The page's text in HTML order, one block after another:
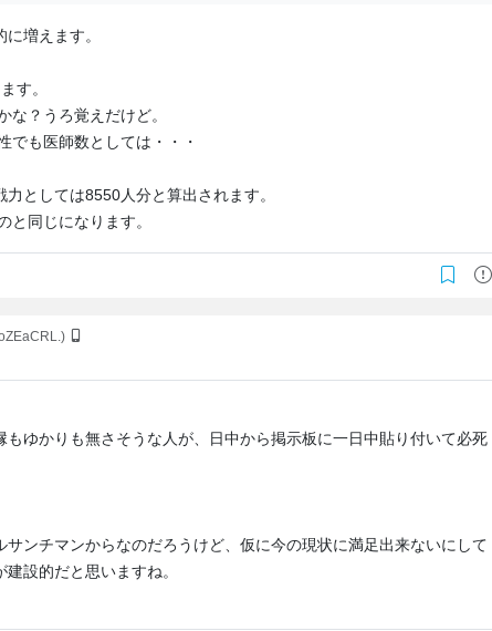
増えます。
す。
な？うろ覚えだけど。
でも医師数としては・・・
としては8550人分と算出されます。
と同じになります。
ゆかりも無さそうな人が、日中から掲示板に一日中貼り付いて必死
サンチマンからなのだろうけど、仮に今の現状に満足出来ないにして
設的だと思いますね。